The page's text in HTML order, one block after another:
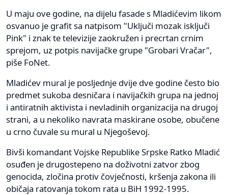
U maju ove godine, na dijelu fasade s Mladićevim likom
osvanuo je grafit sa natpisom "Uključi mozak isključi
Pink" i znak te televizije zaokružen i precrtan crnim
sprejom, uz potpis navijačke grupe "Grobari Vračar",
piše FoNet.
Mladićev mural je posljednje dvije dve godine često bio
predmet sukoba desničara i navijačkih grupa na jednoj
i antiratnih aktivista i nevladinih organizacija na drugoj
strani, a u nekoliko navrata maskirane osobe, obučene
u crno čuvale su mural u Njegoševoj.
Bivši komandant Vojske Republike Srpske Ratko Mladić
osuđen je drugostepeno na doživotni zatvor zbog
genocida, zločina protiv čovječnosti, kršenja zakona ili
običaja ratovanja tokom rata u BiH 1992-1995.